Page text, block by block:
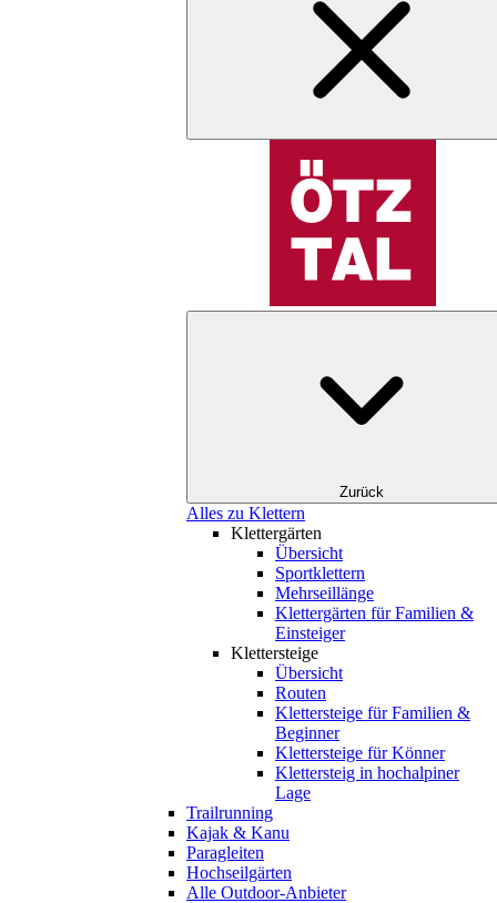
Zurück
Alles zu Klettern
Klettergärten
Übersicht
Sportklettern
Mehrseillänge
Klettergärten für Familien &
Einsteiger
Klettersteige
Übersicht
Routen
Klettersteige für Familien &
Beginner
Klettersteige für Könner
Klettersteig in hochalpiner
Lage
Trailrunning
Kajak & Kanu
Paragleiten
Hochseilgärten
Alle Outdoor-Anbieter